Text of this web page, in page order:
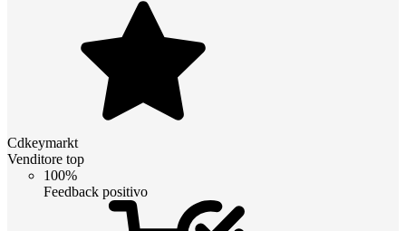
Cdkeymarkt
Venditore top
100%
Feedback positivo